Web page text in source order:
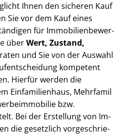
Ihnen den sicheren Kauf
Sie vor dem Kauf eines
für Im­mo­bi­li­en­be­wer­
überWert, Zustand,
und Sie von der Auswahl
kompetent
Hierfür werden die
Einfamilienhaus, Mehr­fa­mi­l
bzw.
Bei der Erstellung von Im­
die gesetzlich vor­ge­schrie­